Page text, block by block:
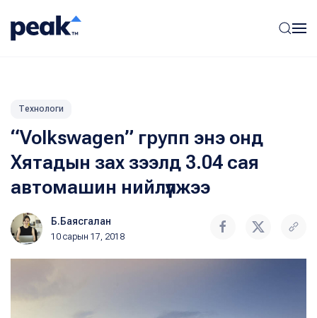
Технологи
“Volkswagen” групп энэ онд
Хятадын зах зээлд 3.04 сая
автомашин нийлүүлжээ
Б.Баясгалан
10 сарын 17, 2018